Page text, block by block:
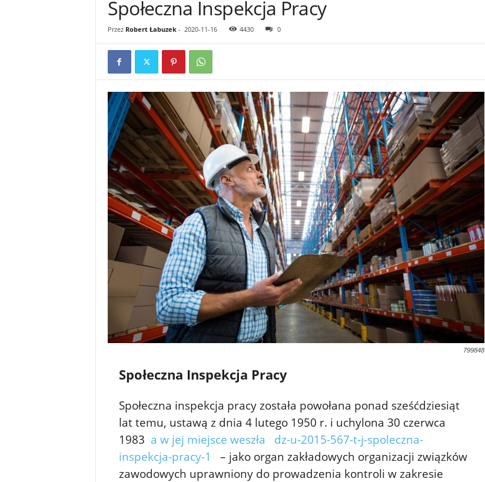
Społeczna Inspekcja Pracy
Przez Robert Łabuzek- 2020-11-16 4430 0
799848
Społeczna Inspekcja Pracy
Społeczna inspekcja pracy została powołana ponad sześćdziesiąt
lat temu, ustawą z dnia 4 lutego 1950 r. i uchylona 30 czerwca
1983 a w jej miejsce weszła dz-u-2015-567-t-j-spoleczna-
inspekcja-pracy-1
– jako organ zakładowych organizacji związków
zawodowych uprawniony do prowadzenia kontroli w zakresie